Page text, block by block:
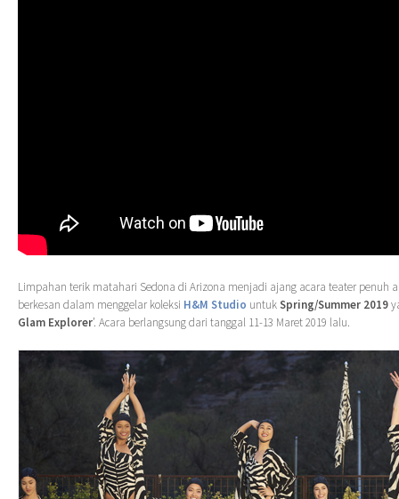
Limpahan terik matahari Sedona di Arizona menjadi ajang acara teater penuh
berkesan dalam menggelar koleksi H&M Studio untukSpring/Summer 2019
Glam Explorer’. Acara berlangsung dari tanggal 11-13 Maret 2019 lalu.